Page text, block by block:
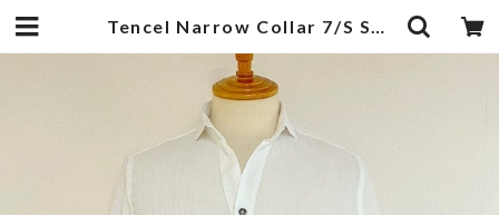
Tencel Narrow Collar 7/S Shirts White | 武蔵小杉のセレクトショップ【ナクール】-nakool-